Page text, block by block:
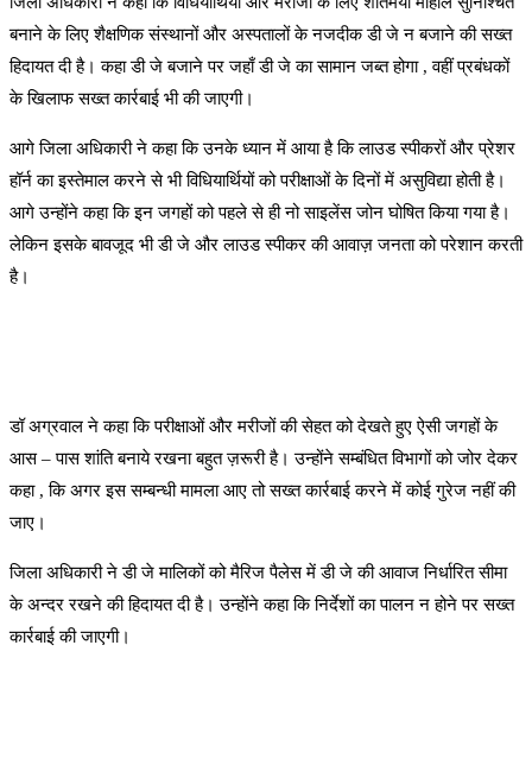
बनाने के लिए शैक्षणिक संस्थानों और अस्पतालों के नजदीक डी जे न बजाने की सख्त
हिदायत दी है। कहा डी जे बजाने पर जहाँ डी जे का सामान जब्त होगा , वहीं प्रबंधकों
के खिलाफ सख्त कार्रबाई भी की जाएगी।
आगे जिला अधिकारी ने कहा कि उनके ध्यान में आया है कि लाउड स्पीकरों और प्रेशर
हॉर्न का इस्तेमाल करने से भी विधियार्थियों को परीक्षाओं के दिनों में असुविद्या होती है।
आगे उन्होंने कहा कि इन जगहों को पहले से ही नो साइलेंस जोन घोषित किया गया है।
लेकिन इसके बावजूद भी डी जे और लाउड स्पीकर की आवाज़ जनता को परेशान करती
है।
डॉ अग्रवाल ने कहा कि परीक्षाओं और मरीजों की सेहत को देखते हुए ऐसी जगहों के
आस – पास शांति बनाये रखना बहुत ज़रूरी है। उन्होंने सम्बंधित विभागों को जोर देकर
कहा , कि अगर इस सम्बन्धी मामला आए तो सख्त कार्रबाई करने में कोई गुरेज नहीं की
जाए।
जिला अधिकारी ने डी जे मालिकों को मैरिज पैलेस में डी जे की आवाज निर्धारित सीमा
के अन्दर रखने की हिदायत दी है। उन्होंने कहा कि निर्देशों का पालन न होने पर सख्त
कार्रबाई की जाएगी।